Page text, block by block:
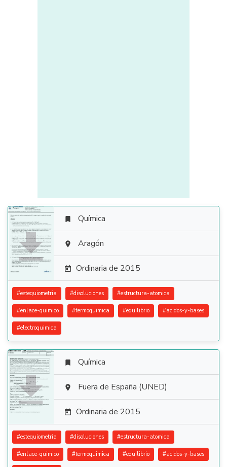

 Química
 Aragón
 Ordinaria de 2015
#estequiometria #disoluciones #estructura-atomica
#enlace-quimico #termoquimica #equilibrio #acidos-y-bases
#electroquimica

 Química
 Fuera de España (UNED)
 Ordinaria de 2015
#estequiometria #disoluciones #estructura-atomica
#enlace-quimico #termoquimica #equilibrio #acidos-y-bases